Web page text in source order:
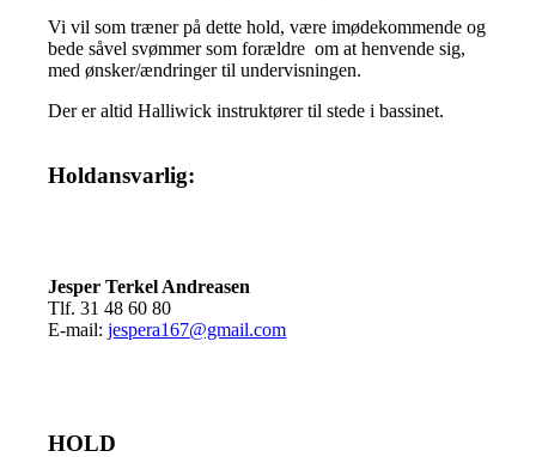
Vi vil som træner på dette hold, være imødekommende og
bede såvel svømmer som forældre om at henvende sig,
med ønsker/ændringer til undervisningen.
Der er altid Halliwick instruktører til stede i bassinet.
Holdansvarlig:
Jesper Terkel Andreasen
Tlf. 31 48 60 80
E-mail:jespera167@gmail.com
HOLD